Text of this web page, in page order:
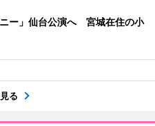
ー」仙台公演へ 宮城在住の小
る